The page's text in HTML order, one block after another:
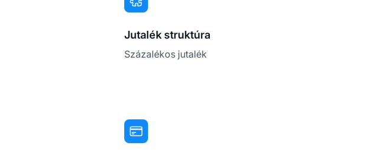
Jutalék struktúra
Százalékos jutalék